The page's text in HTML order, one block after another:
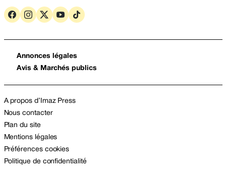
Annonces légales
Avis & Marchés publics
A propos d’Imaz Press
Nous contacter
Plan du site
Mentions légales
Préférences cookies
Politique de confidentialité